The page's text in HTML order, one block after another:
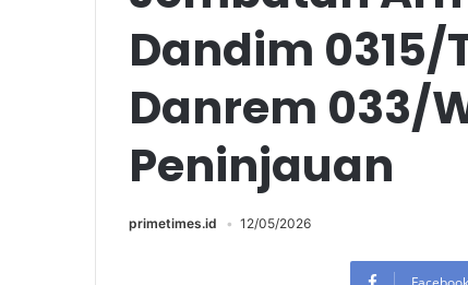
Dandim 0315/
Danrem 033/
Peninjauan
primetimes.id 12/05/2026